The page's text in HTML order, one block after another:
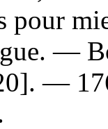
pour
—
—